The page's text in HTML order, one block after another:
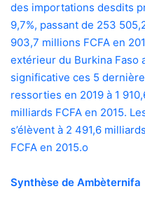
des importations desdits
9,7%, passant de 253
903,7 millions FCFA en
extérieur du Burkina Faso
significative ces 5
ressorties en 2019 à 1
milliards FCFA en 2015.
s’élèvent à 2 491,6
FCFA en 2015.o
Synthèse de Ambèternifa